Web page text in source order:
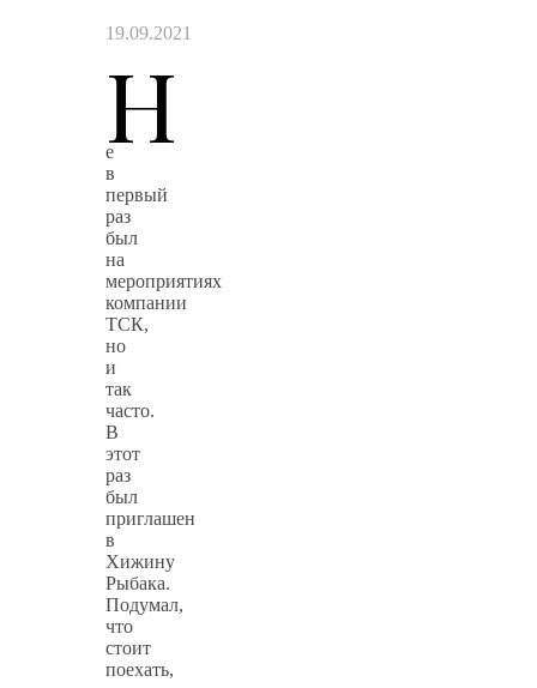
19.09.2021
Н
е
в
первый
раз
был
на
мероприятиях
компании
ТСК,
но
и
так
часто.
В
этот
раз
был
приглашен
в
Хижину
Рыбака.
Подумал,
что
стоит
поехать,